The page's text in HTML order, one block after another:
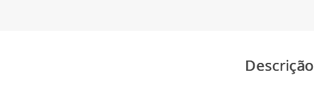
Descrição